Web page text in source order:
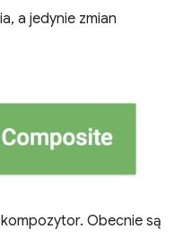
a jedynie zmian
Obecnie są